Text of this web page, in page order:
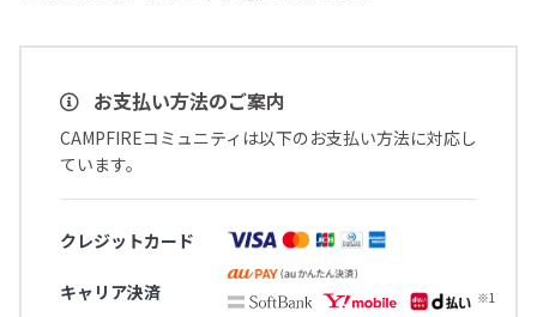
お支払い方法のご案内
CAMPFIREコミュニティは以下のお支払い方法に対応し
ています。
クレジットカード
キャリア決済